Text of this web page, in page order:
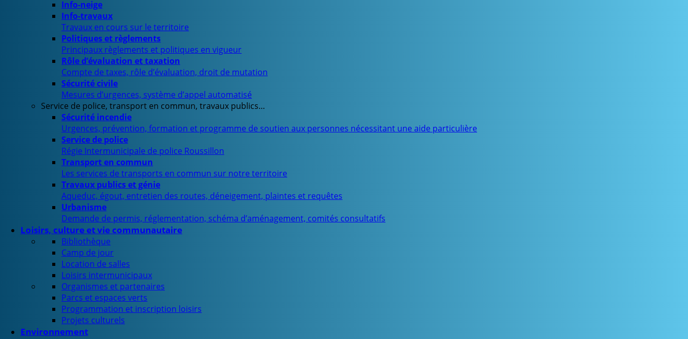
Info-neige
Info-travaux
Travaux en cours sur le territoire
Politiques et règlements
Principaux règlements et politiques en vigueur
Rôle d’évaluation et taxation
Compte de taxes, rôle d’évaluation, droit de mutation
Sécurité civile
Mesures d’urgences, système d’appel automatisé
Service de police, transport en commun, travaux publics…
Sécurité incendie
Urgences, prévention, formation et programme de soutien aux personnes nécessitant une aide particulière
Service de police
Régie Intermunicipale de police Roussillon
Transport en commun
Les services de transports en commun sur notre territoire
Travaux publics et génie
Aqueduc, égout, entretien des routes, déneigement, plaintes et requêtes
Urbanisme
Demande de permis, réglementation, schéma d’aménagement, comités consultatifs
Loisirs, culture et vie communautaire
Bibliothèque
Camp de jour
Location de salles
Loisirs intermunicipaux
Organismes et partenaires
Parcs et espaces verts
Programmation et inscription loisirs
Projets culturels
Environnement